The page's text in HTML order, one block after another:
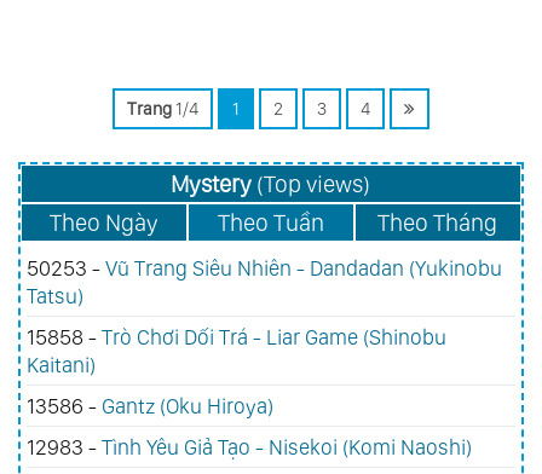
Trang 1/4 1 2 3 4
Mystery (Top views)
Theo Ngày
Theo Tuần Theo Tháng
50253 -Vũ Trang Siêu Nhiên - Dandadan (Yukinobu
Tatsu)
15858 -Trò Chơi Dối Trá - Liar Game (Shinobu
Kaitani)
13586 - Gantz (Oku Hiroya)
12983 -Tình Yêu Giả Tạo - Nisekoi (Komi Naoshi)